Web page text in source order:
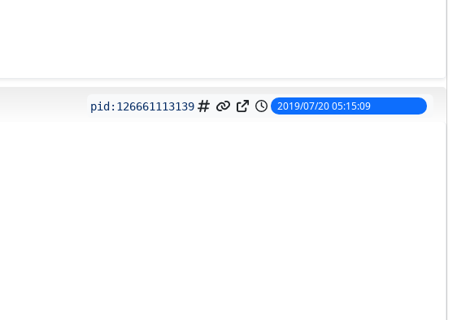
pid: 126661113139 2019/07/20 05:15:09